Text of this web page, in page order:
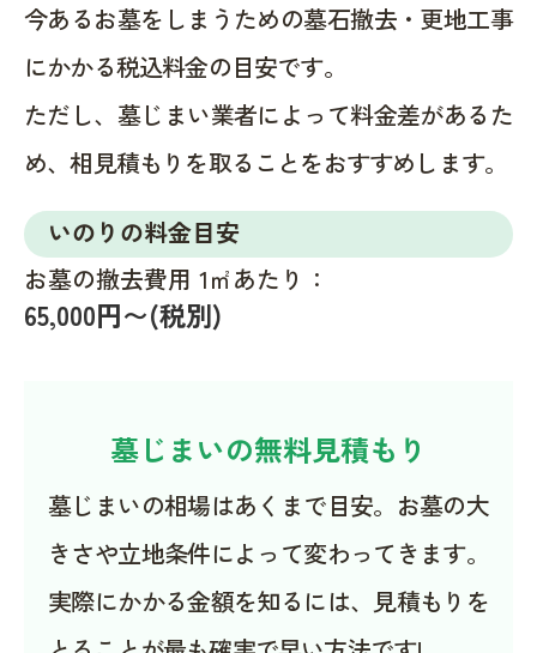
今あるお墓をしまうための墓石撤去・更地工事
にかかる税込料金の目安です。
ただし、墓じまい業者によって料金差があるた
め、相見積もりを取ることをおすすめします。
いのりの料金目安
お墓の撤去費用 1㎡あたり：
65,000円〜(税別)
墓じまいの無料見積もり
墓じまいの相場はあくまで目安。お墓の大
きさや立地条件によって変わってきます。
実際にかかる金額を知るには、見積もりを